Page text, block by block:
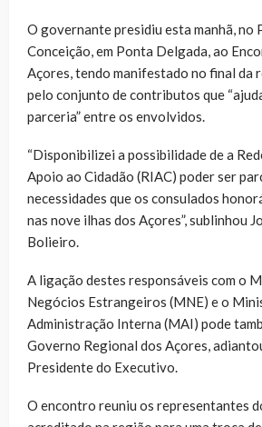
O governante presidiu esta manhã, no
Conceição, em Ponta Delgada, ao
Açores, tendo manifestado no final da
pelo conjunto de contributos que
parceria” entre os envolvidos.
“Disponibilizei a possibilidade de a
Apoio ao Cidadão (RIAC) poder ser
necessidades que os consulados
nas nove ilhas dos Açores”, sublinhou
Bolieiro.
A ligação destes responsáveis com o
Negócios Estrangeiros (MNE) e o
Administração Interna (MAI) pode
Governo Regional dos Açores,
Presidente do Executivo.
O encontro reuniu os representantes